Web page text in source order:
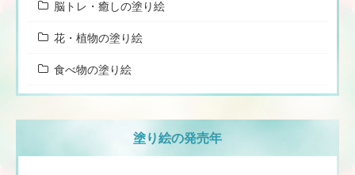
脳トレ・癒しの塗り絵
花・植物の塗り絵
食べ物の塗り絵
塗り絵の発売年